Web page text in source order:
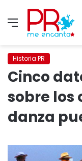
Menu
Historia PR
Cinco
sobre los
danza